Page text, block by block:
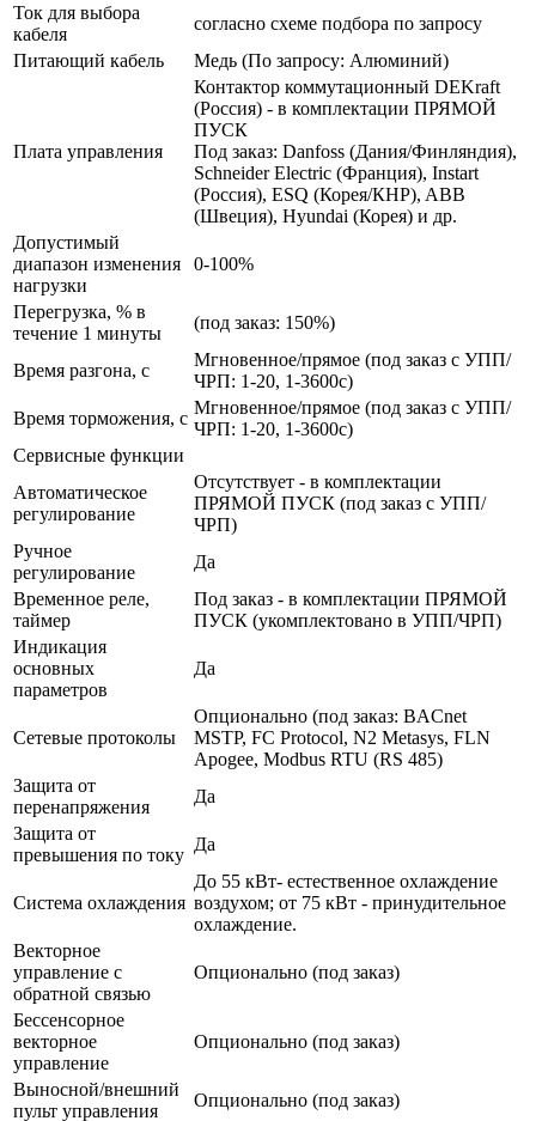
Ток для выбора
кабеля
согласно схеме подбора по запросу
Питающий кабель
Медь (По запросу: Алюминий)
Плата управления
Контактор коммутационный DEKraft
(Россия) - в комплектации ПРЯМОЙ
ПУСК
Под заказ: Danfoss (Дания/Финляндия),
Schneider Electric (Франция), Instart
(Россия), ESQ (Корея/КНР), ABB
(Швеция), Hyundai (Корея) и др.
Допустимый
диапазон изменения
нагрузки
0-100%
Перегрузка, % в
течение 1 минуты
(под заказ: 150%)
Время разгона, с
Мгновенное/прямое (под заказ с УПП/
ЧРП: 1-20, 1-3600с)
Время торможения, с
Мгновенное/прямое (под заказ с УПП/
ЧРП: 1-20, 1-3600с)
Сервисные функции
Автоматическое
регулирование
Отсутствует - в комплектации
ПРЯМОЙ ПУСК (под заказ с УПП/
ЧРП)
Ручное
регулирование
Да
Временное реле,
таймер
Под заказ - в комплектации ПРЯМОЙ
ПУСК (укомплектовано в УПП/ЧРП)
Индикация
основных
параметров
Да
Сетевые протоколы
Опционально (под заказ: BACnet
MSTP, FC Protocol, N2 Metasys, FLN
Apogee, Modbus RTU (RS 485)
Защита от
перенапряжения
Да
Защита от
превышения по току
Да
Система охлаждения
До 55 кВт- естественное охлаждение
воздухом; от 75 кВт - принудительное
охлаждение.
Векторное
управление с
обратной связью
Опционально (под заказ)
Бессенсорное
векторное
управление
Опционально (под заказ)
Выносной/внешний
пульт управления
Опционально (под заказ)